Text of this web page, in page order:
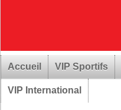
Accueil VIP Sportifs
VIP International